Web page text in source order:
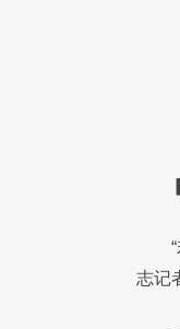
志记